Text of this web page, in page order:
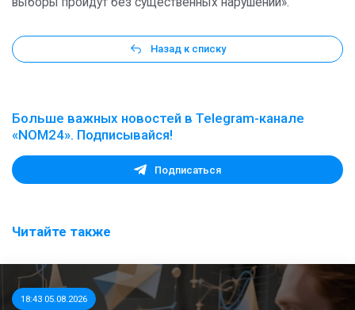
Назад к списку
Больше важных новостей в Telegram-канале
«NOM24». Подписывайся!
Подписаться
Читайте также
18:43 05.08.2026